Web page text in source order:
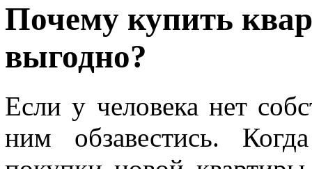
Почему купить
выгодно?
Если у человека нет
ним обзавестись.